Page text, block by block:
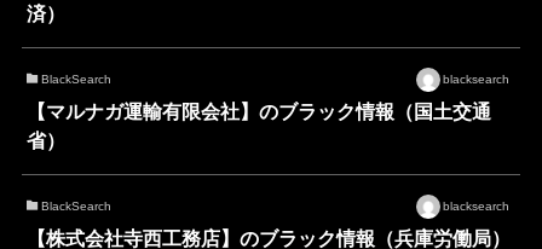
済）
BlackSearch blacksearch
【マルナガ運輸有限会社】のブラック情報（国土交通
省）
BlackSearch blacksearch
【株式会社寺西工務店】のブラック情報（兵庫労働局）